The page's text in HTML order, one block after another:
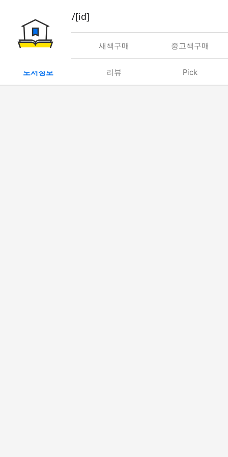
book/rent/[id]
대여 새책구매 중고책구매
도서정보 리뷰 Pick